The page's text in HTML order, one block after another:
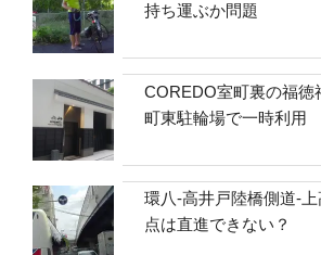
持ち運ぶか問題
COREDO室町裏の福徳
町東駐輪場で一時利用
環八-高井戸陸橋側道-
点は直進できない？